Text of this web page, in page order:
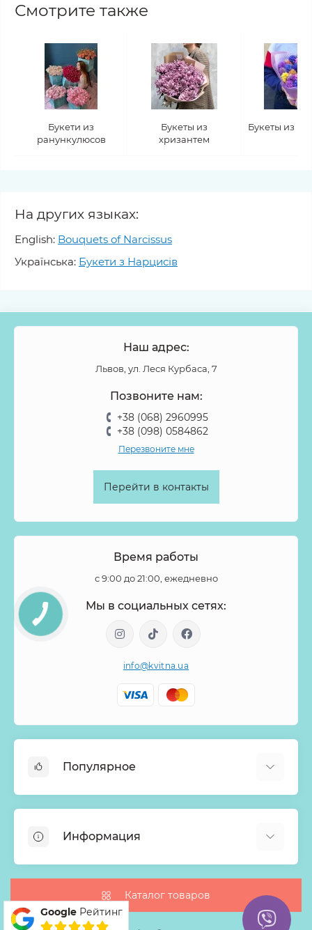
Смотрите также
Букети из
ранункулюсов
Букеты из
хризантем
Букеты из
На других языках:
English: Bouquets of Narcissus
Українська: Букети з Нарцисів
Наш адрес:
Львов, ул. Леся Курбаса, 7
Позвоните нам:
+38 (068) 2960995
+38 (098) 0584862
Перезвоните мне
Перейти в контакты
Время работы
с 9:00 до 21:00, ежедневно
Мы в социальных сетях:
info@kvitna.ua
Популярное
Хиты продаж
Букеты из роз
Корзины с цветами
Монобукеты
Информация
Доставка
Каталог товаров
Google Рейтинг